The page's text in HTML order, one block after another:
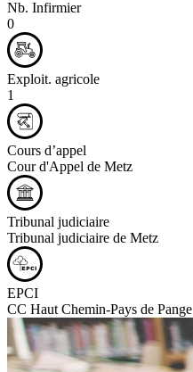
Nb. Infirmier
0
Exploit. agricole
1
Cours d’appel
Cour d'Appel de Metz
Tribunal judiciaire
Tribunal judiciaire de Metz
EPCI
CC Haut Chemin-Pays de Pange